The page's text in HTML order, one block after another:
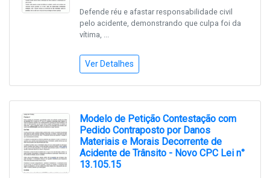
Defende réu e afastar responsabilidade civil
pelo acidente, demonstrando que culpa foi da
vítima, ...
Ver Detalhes
Modelo de Petição Contestação com
Pedido Contraposto por Danos
Materiais e Morais Decorrente de
Acidente de Trânsito - Novo CPC Lei n°
13.105.15